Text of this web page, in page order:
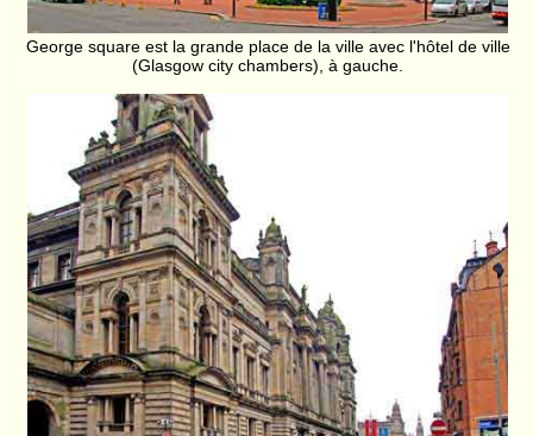
George square est la grande place de la ville avec l'hôtel de ville
(Glasgow city chambers), à gauche.